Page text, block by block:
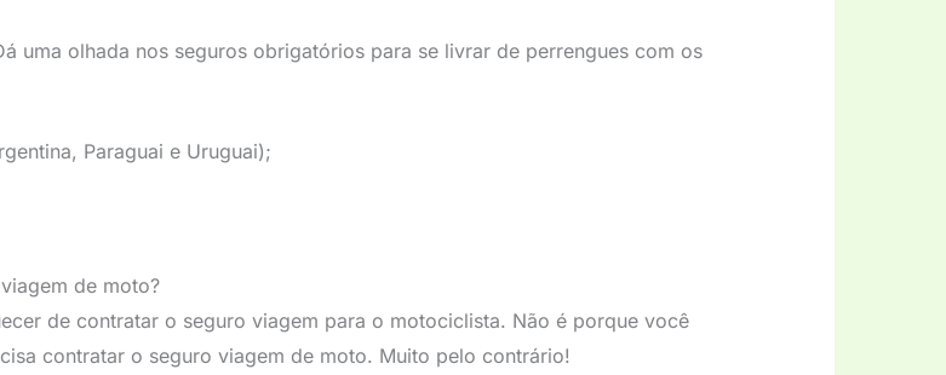
uma olhada nos seguros obrigatórios para se livrar de perrengues com os
Paraguai e Uruguai);
de moto?
de contratar o seguro viagem para o motociclista. Não é porque você
contratar o seguro viagem de moto. Muito pelo contrário!